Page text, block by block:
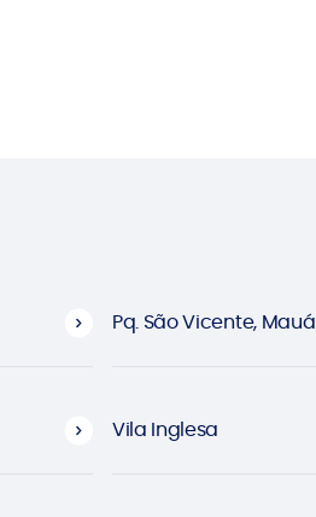
Pq. São Vicente, Mauá
Vila Inglesa